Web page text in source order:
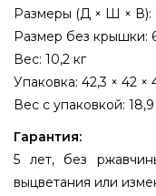
Размеры (Д × Ш × В):
Размер без крышки:
Вес: 10,2 кг
Упаковка: 42,3 × 42 ×
Вес с упаковкой: 18,9
Гарантия:
5 лет, без
выцветания или